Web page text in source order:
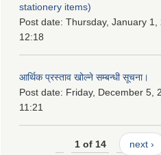
stationery items)
Post date: Thursday, January 1,
12:18
आर्थिक प्रस्ताव खोल्ने सम्बन्धी सूचना।
Post date: Friday, December 5,
11:21
1 of 14 next ›